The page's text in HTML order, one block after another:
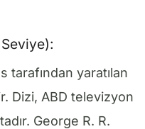
tarafından yaratılan
Dizi, ABD televizyon
George R. R.